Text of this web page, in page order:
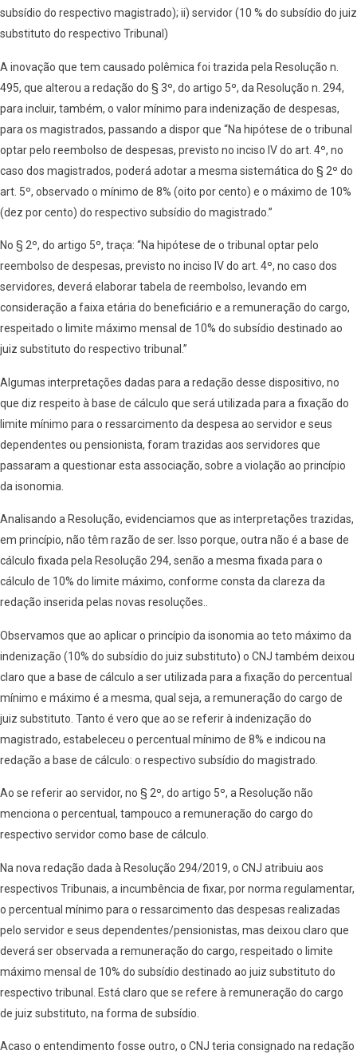
subsídio do respectivo magistrado); ii) servidor (10 % do subsídio do juiz
substituto do respectivo Tribunal)
A inovação que tem causado polêmica foi trazida pela Resolução n.
495, que alterou a redação do § 3º, do artigo 5º, da Resolução n. 294,
para incluir, também, o valor mínimo para indenização de despesas,
para os magistrados, passando a dispor que “Na hipótese de o tribunal
optar pelo reembolso de despesas, previsto no inciso IV do art. 4º, no
caso dos magistrados, poderá adotar a mesma sistemática do § 2º do
art. 5º, observado o mínimo de 8% (oito por cento) e o máximo de 10%
(dez por cento) do respectivo subsídio do magistrado.”
No § 2º, do artigo 5º, traça: “Na hipótese de o tribunal optar pelo
reembolso de despesas, previsto no inciso IV do art. 4º, no caso dos
servidores, deverá elaborar tabela de reembolso, levando em
consideração a faixa etária do beneficiário e a remuneração do cargo,
respeitado o limite máximo mensal de 10% do subsídio destinado ao
juiz substituto do respectivo tribunal.”
Algumas interpretações dadas para a redação desse dispositivo, no
que diz respeito à base de cálculo que será utilizada para a fixação do
limite mínimo para o ressarcimento da despesa ao servidor e seus
dependentes ou pensionista, foram trazidas aos servidores que
passaram a questionar esta associação, sobre a violação ao princípio
da isonomia.
Analisando a Resolução, evidenciamos que as interpretações trazidas,
em princípio, não têm razão de ser. Isso porque, outra não é a base de
cálculo fixada pela Resolução 294, senão a mesma fixada para o
cálculo de 10% do limite máximo, conforme consta da clareza da
redação inserida pelas novas resoluções..
Observamos que ao aplicar o princípio da isonomia ao teto máximo da
indenização (10% do subsídio do juiz substituto) o CNJ também deixou
claro que a base de cálculo a ser utilizada para a fixação do percentual
mínimo e máximo é a mesma, qual seja, a remuneração do cargo de
juiz substituto. Tanto é vero que ao se referir à indenização do
magistrado, estabeleceu o percentual mínimo de 8% e indicou na
redação a base de cálculo: o respectivo subsídio do magistrado.
Ao se referir ao servidor, no § 2º, do artigo 5º, a Resolução não
menciona o percentual, tampouco a remuneração do cargo do
respectivo servidor como base de cálculo.
Na nova redação dada à Resolução 294/2019, o CNJ atribuiu aos
respectivos Tribunais, a incumbência de fixar, por norma regulamentar,
o percentual mínimo para o ressarcimento das despesas realizadas
pelo servidor e seus dependentes/pensionistas, mas deixou claro que
deverá ser observada a remuneração do cargo, respeitado o limite
máximo mensal de 10% do subsídio destinado ao juiz substituto do
respectivo tribunal. Está claro que se refere à remuneração do cargo
de juiz substituto, na forma de subsídio.
Acaso o entendimento fosse outro, o CNJ teria consignado na redação